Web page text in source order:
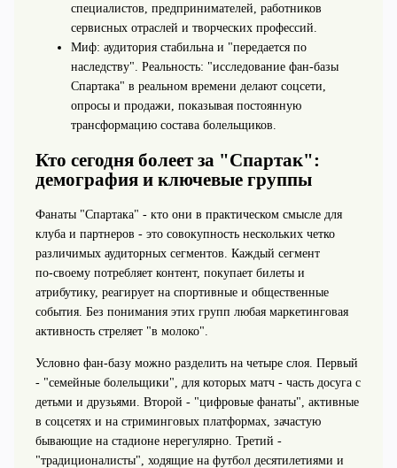
специалистов, предпринимателей, работников
сервисных отраслей и творческих профессий.
Миф: аудитория стабильна и "передается по
наследству". Реальность: "исследование фан-базы
Спартака" в реальном времени делают соцсети,
опросы и продажи, показывая постоянную
трансформацию состава болельщиков.
Кто сегодня болеет за "Спартак":
демография и ключевые группы
Фанаты "Спартака" - кто они в практическом смысле для
клуба и партнеров - это совокупность нескольких четко
различимых аудиторных сегментов. Каждый сегмент
по‑своему потребляет контент, покупает билеты и
атрибутику, реагирует на спортивные и общественные
события. Без понимания этих групп любая маркетинговая
активность стреляет "в молоко".
Условно фан‑базу можно разделить на четыре слоя. Первый
- "семейные болельщики", для которых матч - часть досуга с
детьми и друзьями. Второй - "цифровые фанаты", активные
в соцсетях и на стриминговых платформах, зачастую
бывающие на стадионе нерегулярно. Третий -
"традиционалисты", ходящие на футбол десятилетиями и